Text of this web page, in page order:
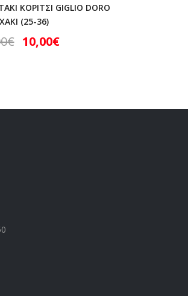
ΚΟΡΙΤΣΙ GIGLIO DORO
(25-36)
€ 10,00€